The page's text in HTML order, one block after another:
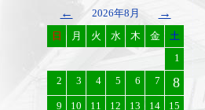
← 2026年8月 →
日 月 火 水 木 金
土
1
2
3 4 5 6 7 8
9 10 11 12 13 14
15